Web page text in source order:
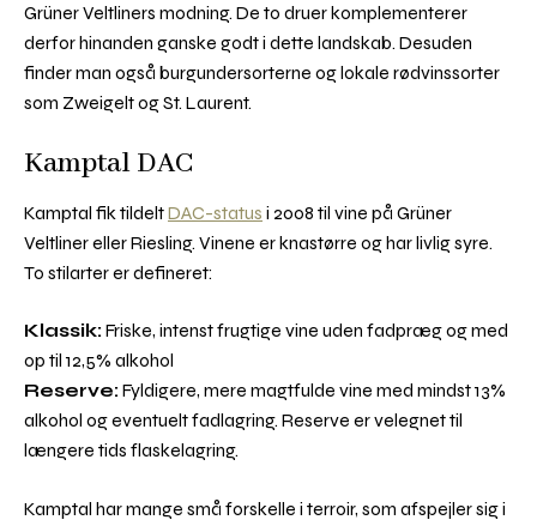
Grüner Veltliners modning. De to druer komplementerer
derfor hinanden ganske godt i dette landskab. Desuden
finder man også burgundersorterne og lokale rødvinssorter
som Zweigelt og St. Laurent.
Kamptal DAC
Kamptal fik tildeltDAC-status i 2008 til vine på Grüner
Veltliner eller Riesling. Vinene er knastørre og har livlig syre.
To stilarter er defineret:
Klassik:Friske, intenst frugtige vine uden fadpræg og med
op til 12,5% alkohol
Reserve:Fyldigere, mere magtfulde vine med mindst 13%
alkohol og eventuelt fadlagring. Reserve er velegnet til
længere tids flaskelagring.
Kamptal har mange små forskelle i terroir, som afspejler sig i